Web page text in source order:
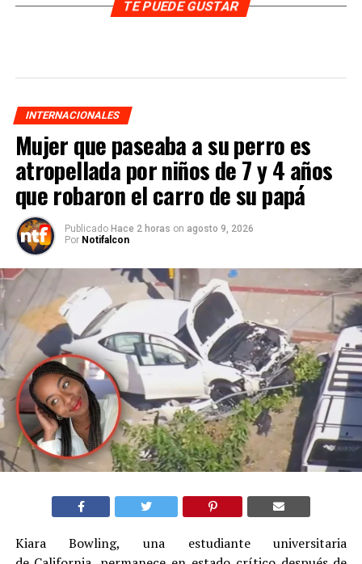
TE PUEDE GUSTAR
INTERNACIONALES
Mujer que paseaba a su perro es
atropellada por niños de 7 y 4 años
que robaron el carro de su papá
Publicado Hace 2 horas on agosto 9, 2026
Por Notifalcon
Kiara Bowling, una estudiante universitaria